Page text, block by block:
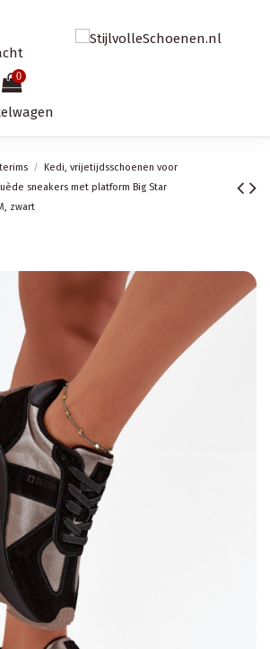
0
Kedi, vrijetijdsschoenen voor
sneakers met platform Big Star
zwart